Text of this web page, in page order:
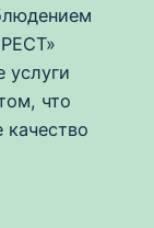
услуги
что
качество